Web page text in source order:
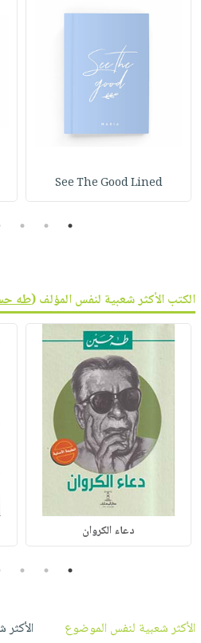
See The Good Lined
1
2
3
الكتب الأكثر شعبية لنفس المؤلف (طه
دعاء الكروان
1
2
3
الأكثر شعبية لنفس الموضوع